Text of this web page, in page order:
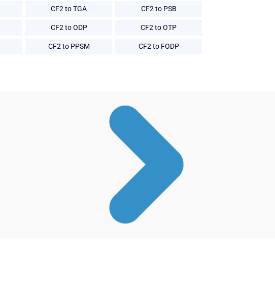
CF2 to TGA CF2 to PSB
CF2 to ODP CF2 to OTP
CF2 to PPSM CF2 to FODP